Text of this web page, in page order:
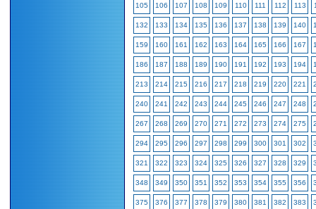
105 106 107 108 109 110 111 112 113
132 133 134 135 136 137 138 139 140
159 160 161 162 163 164 165 166 167
186 187 188 189 190 191 192 193 194
213 214 215 216 217 218 219 220 221
240 241 242 243 244 245 246 247 248
267 268 269 270 271 272 273 274 275
294 295 296 297 298 299 300 301 302
321 322 323 324 325 326 327 328 329
348 349 350 351 352 353 354 355 356
375 376 377 378 379 380 381 382 383